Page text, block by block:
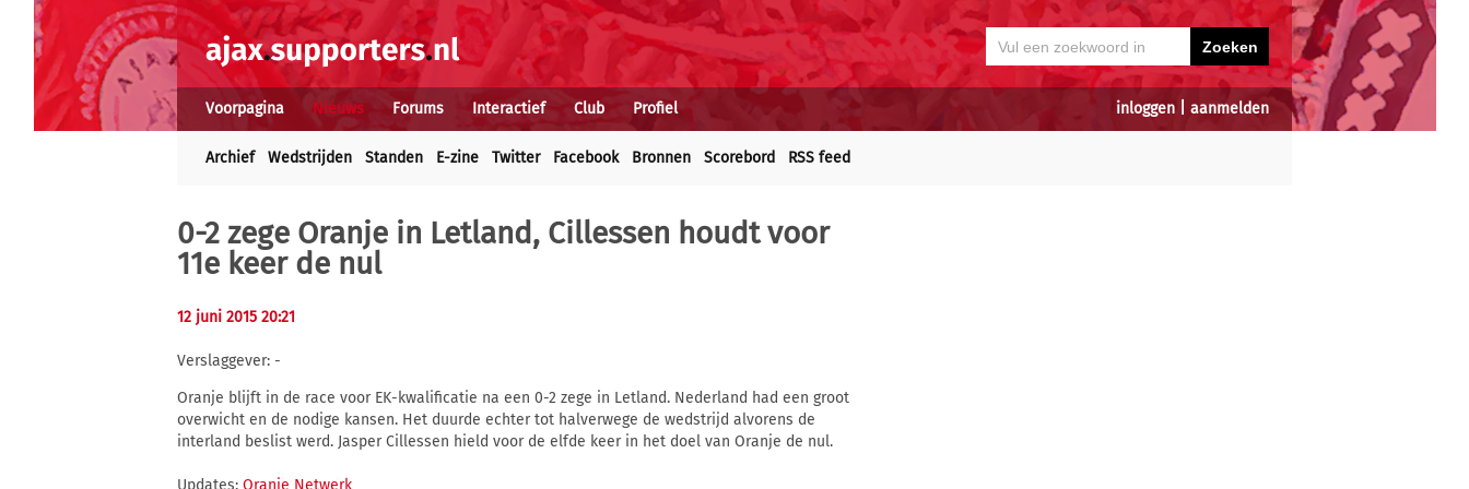
inloggen aanmelden
Voorpagina Nieuws Forums Interactief Club Profiel
Archief Wedstrijden Standen E-zine Twitter Facebook Bronnen Scorebord RSS feed
0-2 zege Oranje in Letland, Cillessen houdt voor
11e keer de nul
12 juni 2015 20:21
Verslaggever: -
Oranje blijft in de race voor EK-kwalificatie na een 0-2 zege in Letland. Nederland had een groot
overwicht en de nodige kansen. Het duurde echter tot halverwege de wedstrijd alvorens de
interland beslist werd. Jasper Cillessen hield voor de elfde keer in het doel van Oranje de nul.